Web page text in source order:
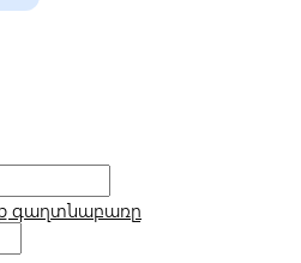
գաղտնաբառը